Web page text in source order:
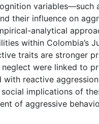
variables—such
their influence on
analytical
within Colombia’s
traits are stronger
were linked to
reactive
implications of
of aggressive